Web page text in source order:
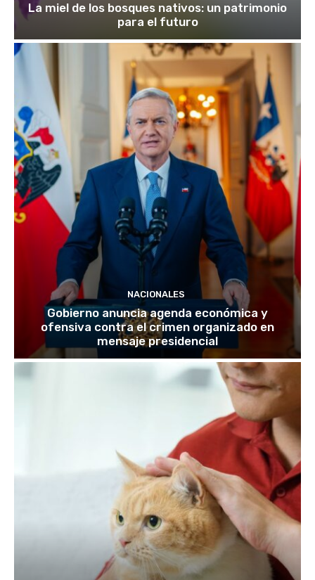
La miel de los bosques nativos: un patrimonio
para el futuro
NACIONALES
Gobierno anuncia agenda económica y
ofensiva contra el crimen organizado en
mensaje presidencial